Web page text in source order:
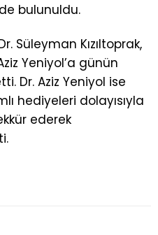
bulunuldu.
Süleyman Kızıltoprak,
Yeniyol’a günün
Dr. Aziz Yeniyol ise
hediyeleri dolayısıyla
ederek